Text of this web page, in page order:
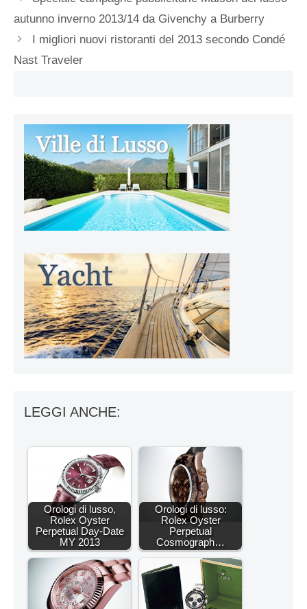
autunno inverno 2013/14 da Givenchy a Burberry
I migliori nuovi ristoranti del 2013 secondo Condé
Nast Traveler
LEGGI ANCHE:
Orologi di lusso,
Rolex Oyster
Perpetual Day-Date
MY 2013
Orologi di lusso:
Rolex Oyster
Perpetual
Cosmograph…